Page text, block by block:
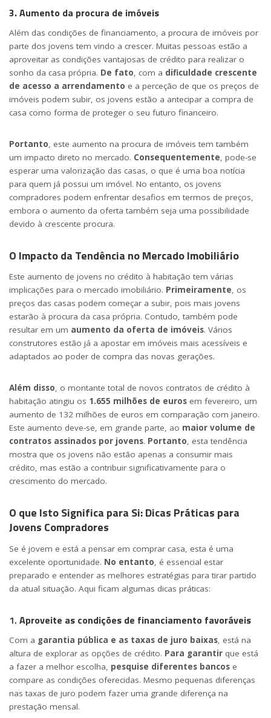
3. Aumento da procura de imóveis
Além das condições de financiamento, a procura de imóveis por
parte dos jovens tem vindo a crescer. Muitas pessoas estão a
aproveitar as condições vantajosas de crédito para realizar o
sonho da casa própria. De fato, com a dificuldade crescente
de acesso a arrendamento e a perceção de que os preços de
imóveis podem subir, os jovens estão a antecipar a compra de
casa como forma de proteger o seu futuro financeiro.
Portanto, este aumento na procura de imóveis tem também
um impacto direto no mercado. Consequentemente, pode-se
esperar uma valorização das casas, o que é uma boa notícia
para quem já possui um imóvel. No entanto, os jovens
compradores podem enfrentar desafios em termos de preços,
embora o aumento da oferta também seja uma possibilidade
devido à crescente procura.
O Impacto da Tendência no Mercado Imobiliário
Este aumento de jovens no crédito à habitação tem várias
implicações para o mercado imobiliário. Primeiramente, os
preços das casas podem começar a subir, pois mais jovens
estarão à procura da casa própria. Contudo, também pode
resultar em um aumento da oferta de imóveis. Vários
construtores estão já a apostar em imóveis mais acessíveis e
adaptados ao poder de compra das novas gerações.
Além disso, o montante total de novos contratos de crédito à
habitação atingiu os 1.655 milhões de euros em fevereiro, um
aumento de 132 milhões de euros em comparação com janeiro.
Este aumento deve-se, em grande parte, ao maior volume de
contratos assinados por jovens. Portanto, esta tendência
mostra que os jovens não estão apenas a consumir mais
crédito, mas estão a contribuir significativamente para o
crescimento do mercado.
O que Isto Significa para Si: Dicas Práticas para
Jovens Compradores
Se é jovem e está a pensar em comprar casa, esta é uma
excelente oportunidade. No entanto , é essencial estar
preparado e entender as melhores estratégias para tirar partido
da atual situação. Aqui ficam algumas dicas práticas:
1. Aproveite as condições de financiamento favoráveis
Com a garantia pública e as taxas de juro baixas, está na
altura de explorar as opções de crédito. Para garantir que está
a fazer a melhor escolha, pesquise diferentes bancos e
compare as condições oferecidas. Mesmo pequenas diferenças
nas taxas de juro podem fazer uma grande diferença na
prestação mensal.